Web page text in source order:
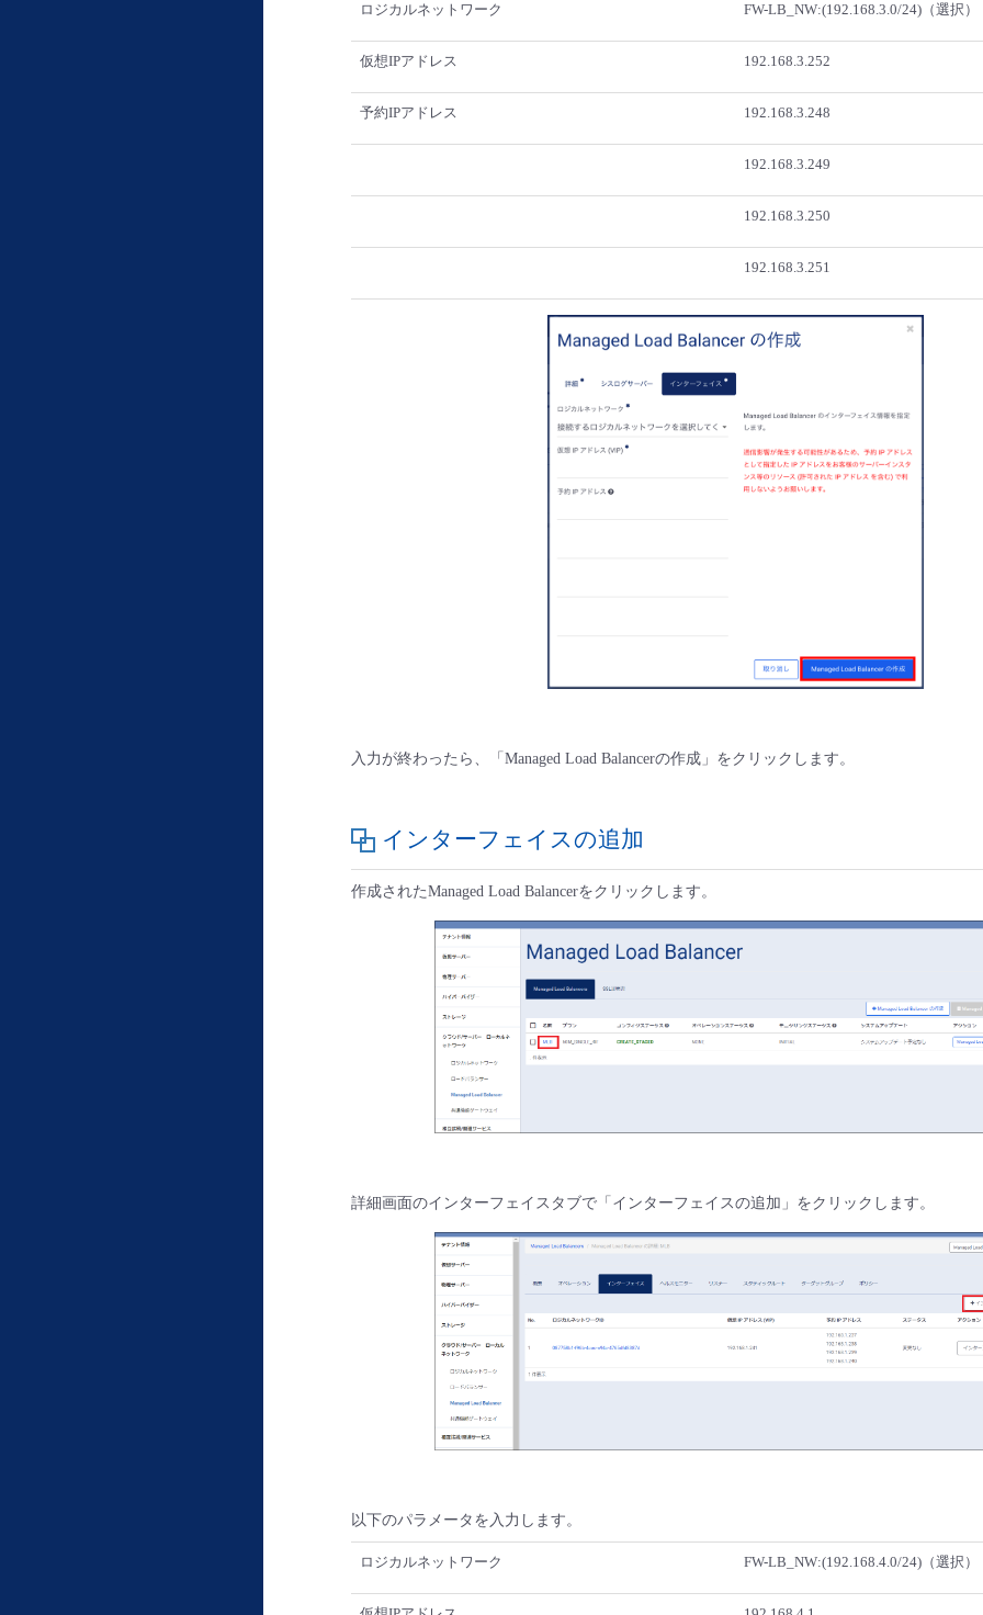
ロジカルネットワーク FW-LB_NW:(192.168.3.0/24)（選択）
仮想IPアドレス 192.168.3.252
予約IPアドレス 192.168.3.248
192.168.3.249
192.168.3.250
192.168.3.251
入力が終わったら、「Managed Load Balancerの作成」をクリックします。
インターフェイスの追加
作成されたManaged Load Balancerをクリックします。
詳細画面のインターフェイスタブで「インターフェイスの追加」をクリックします。
以下のパラメータを入力します。
ロジカルネットワーク FW-LB_NW:(192.168.4.0/24)（選択）